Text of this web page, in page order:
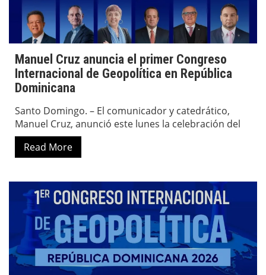
Manuel Cruz anuncia el primer Congreso
Internacional de Geopolítica en República
Dominicana
Santo Domingo. – El comunicador y catedrático,
Manuel Cruz, anunció este lunes la celebración del
Read More